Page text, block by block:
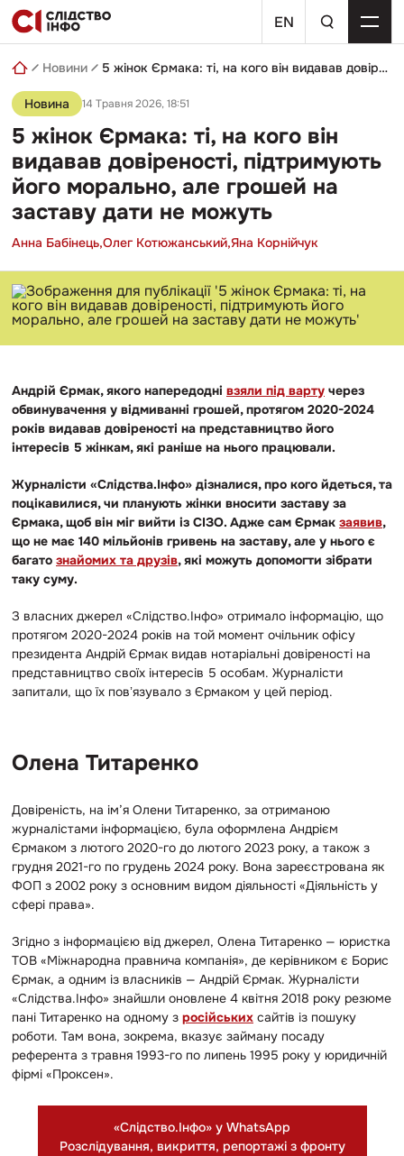
Skip
to
content
EN
пошуковий
запит
Новини 5 жінок Єрмака: ті, на кого він видавав довіреності, підтримують його морально, але грошей на заставу дати не можуть
Новина 14 Травня 2026, 18:51
5 жінок Єрмака: ті, на кого він
видавав довіреності, підтримують
його морально, але грошей на
заставу дати не можуть
Анна Бабінець,Олег Котюжанський,Яна Корнійчук
Андрій Єрмак, якого напередодні взяли під варту через
обвинувачення у відмиванні грошей, протягом 2020-2024
років видавав довіреності на представництво його
інтересів 5 жінкам, які раніше на нього працювали.
Журналісти «Слідства.Інфо» дізналися, про кого йдеться, та
поцікавилися, чи планують жінки вносити заставу за
Єрмака, щоб він міг вийти із СІЗО. Адже сам Єрмак заявив,
що не має 140 мільйонів гривень на заставу, але у нього є
багато знайомих та друзів, які можуть допомогти зібрати
таку суму.
З власних джерел «Слідство.Інфо» отримало інформацію, що
протягом 2020-2024 років на той момент очільник офісу
президента Андрій Єрмак видав нотаріальні довіреності на
представництво своїх інтересів 5 особам. Журналісти
запитали, що їх повʼязувало з Єрмаком у цей період.
Олена Титаренко
Довіреність, на ім’я Олени Титаренко, за отриманою
журналістами інформацією, була оформлена Андрієм
Єрмаком з лютого 2020-го до лютого 2023 року, а також з
грудня 2021-го по грудень 2024 року. Вона зареєстрована як
ФОП з 2002 року з основним видом діяльності «Діяльність у
сфері права».
Згідно з інформацією від джерел, Олена Титаренко — юристка
ТОВ «Міжнародна правнича компанія», де керівником є Борис
Єрмак, а одним із власників — Андрій Єрмак. Журналісти
«Слідства.Інфо» знайшли оновлене 4 квітня 2018 року резюме
пані Титаренко на одному з російських сайтів із пошуку
роботи. Там вона, зокрема, вказує займану посаду
референта з травня 1993-го по липень 1995 року у юридичній
фірмі «Проксен».
«Слідство.Інфо» у WhatsApp
Розслідування, викриття, репортажі з фронту